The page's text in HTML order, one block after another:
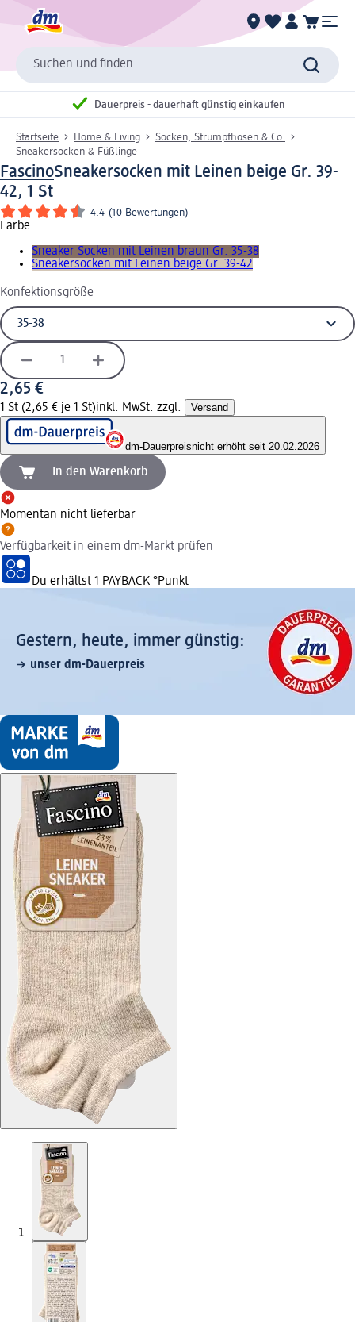
Suchen und finden
Dauerpreis - dauerhaft günstig einkaufen
Startseite Home & Living
Socken, Strumpfhosen & Co.
Sneakersocken & Füßlinge
FascinoSneakersocken mit Leinen beige Gr. 39-
42, 1 St
4.4 (10 Bewertungen)
Farbe
Sneaker Socken mit Leinen braun Gr. 35-38
Sneakersocken mit Leinen beige Gr. 39-42
Konfektionsgröße
2,65 €
1 St (2,65 € je 1 St)inkl. MwSt. zzgl. Versand
dm-Dauerpreisnicht erhöht seit 20.02.2026
In den Warenkorb
Momentan nicht lieferbar
Verfügbarkeit in einem dm-Markt prüfen
Du erhältst 1 PAYBACK °Punkt
Gestern, heute, immer günstig:
unser dm-Dauerpreis